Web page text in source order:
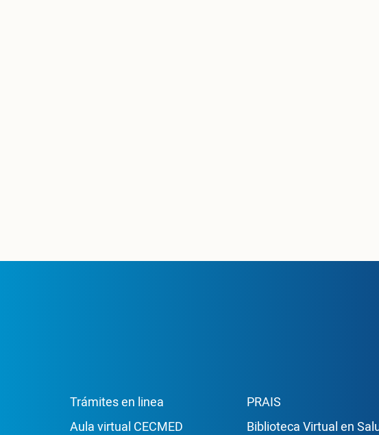
Enlace Footer1
Trámites en linea
Aula virtual CECMED
Enlace
PRAIS
Biblioteca Virtual en